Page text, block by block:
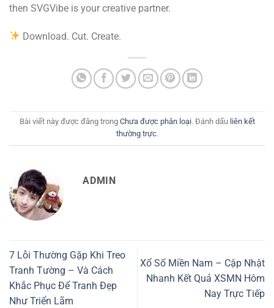
then SVGVibe is your creative partner.
Download. Cut. Create.
Bài viết này được đăng trong Chưa được phân loại. Đánh dấu liên kết
thường trực.
ADMIN
7 Lỗi Thường Gặp Khi Treo
Tranh Tường – Và Cách
Khắc Phục Để Tranh Đẹp
Như Triển Lãm
Xổ Số Miền Nam – Cập Nhật
Nhanh Kết Quả XSMN Hôm
Nay Trực Tiếp